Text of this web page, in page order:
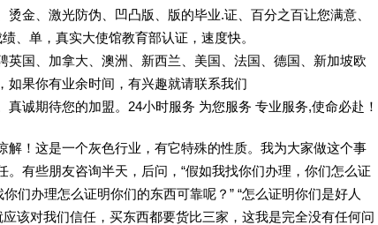
金、激光防伪、凹凸版、版的毕业.证、百分之百让您满意、
、单，真实大使馆教育部认证，速度快。
国、加拿大、澳洲、新西兰、美国、法国、德国、新加坡欧
如果你有业余时间，有兴趣就请联系我们
诚期待您的加盟。24小时服务 为您服务 专业服务,使命必赴！
解！这是一个灰色行业，有它特殊的性质。我为大家做这个事
。有些朋友咨询半天，后问，“假如我找你们办理，你们怎么证
你们办理怎么证明你们的东西可靠呢？” “怎么证明你们是好人
该对我们信任，买东西都要货比三家，这我是完全没有任何问